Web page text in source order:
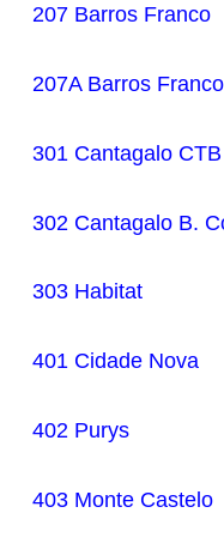
207 Barros Franco
207A Barros Franco
301 Cantagalo CTB
302 Cantagalo B.
303 Habitat
401 Cidade Nova
402 Purys
403 Monte Castelo